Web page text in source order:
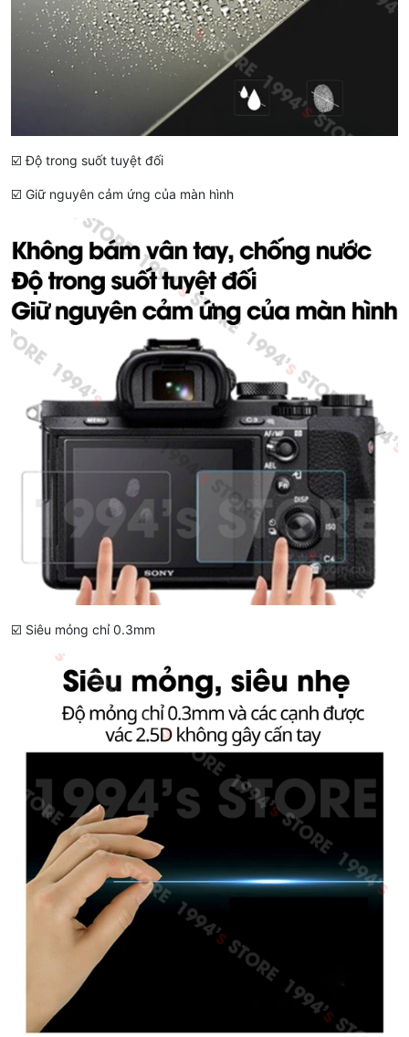
☑️ Độ trong suốt tuyệt đối
☑️ Giữ nguyên cảm ứng của màn hình
☑️ Siêu mỏng chỉ 0.3mm